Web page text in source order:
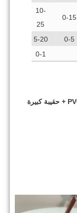
0-15
10-
25
0-5
5-20
0-1
التعبئة: كيس كبير 1mt أو أكياس PVC 25kgs + حقيبة كبيرة